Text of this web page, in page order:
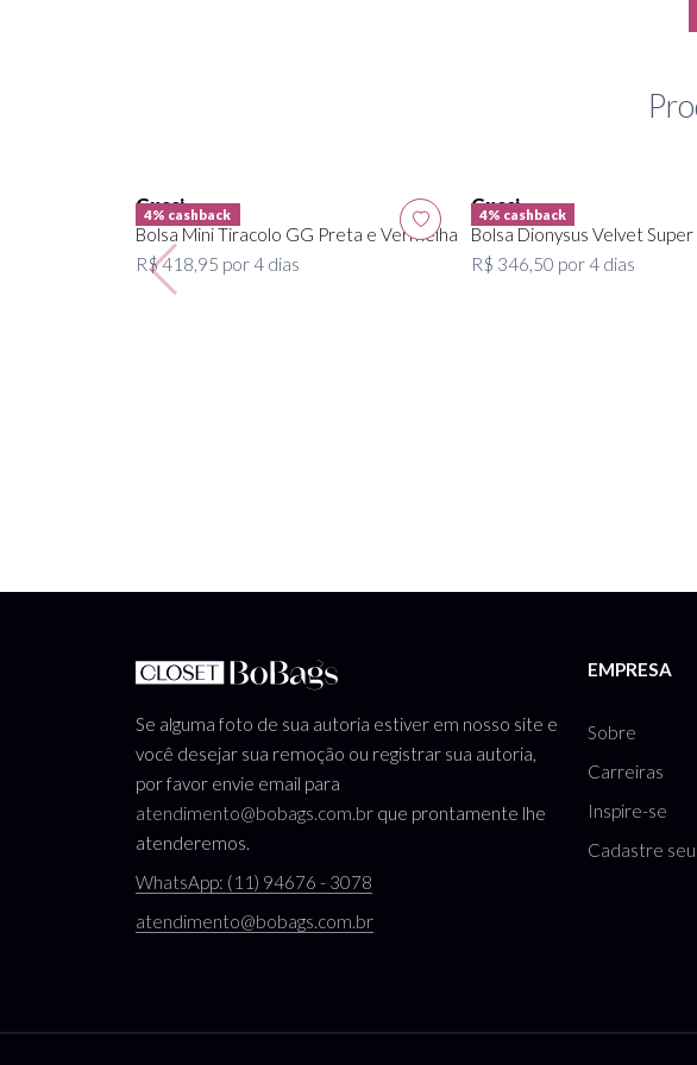
4% cashback
Gucci
Bolsa Mini Tiracolo GG Preta e Vermelha
R$ 418,95 por 4 dias
4% cashback
Gucci
Bolsa Dionysus Velvet
R$ 346,50 por 4 dias